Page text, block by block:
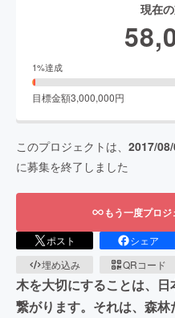
現在
1%達成
目標金額3,000,000円
このプロジェクトは、 2017/08/
に募集を終了しました
もう一度プロ
ポスト シェア
埋め込み
QRコード
木を大切にすることは、
繋がります。それは、森